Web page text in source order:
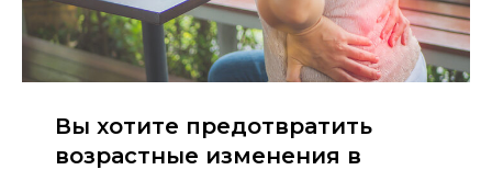
Вы хотите предотвратить
возрастные изменения в